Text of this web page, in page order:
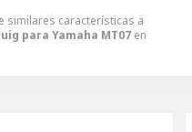
similares características a
para Yamaha MT07 en